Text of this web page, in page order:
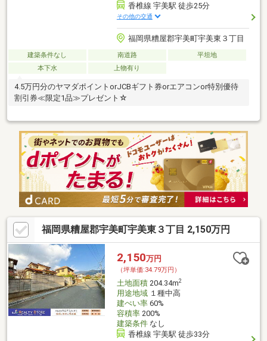
香椎線 宇美駅 徒歩25分
その他の交通
福岡県糟屋郡宇美町宇美東３丁目
建築条件なし 南道路
平坦地
本下水
上物有り
4.5万円分のヤマダポイントorJCBギフト券orエアコンor特別優待
割引券≪限定1品≫プレゼント☆
福岡県糟屋郡宇美町宇美東３丁目 2,150万円
2,150万円
（坪単価:34.79万円）
土地面積204.34m2
用途地域１種中高
建ぺい率60%
容積率200%
建築条件なし
香椎線 宇美駅 徒歩33分